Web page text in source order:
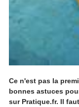
Ce n'est pas la
bonnes astuces
sur Pratique.fr. Il